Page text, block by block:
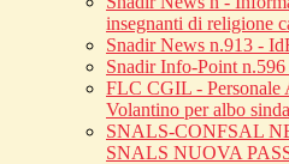
insegnanti di religione
Snadir News n.913 -
Snadir Info-Point
FLC CGIL - Personale
Volantino per albo
SNALS-CONFSAL
SNALS NUOVA